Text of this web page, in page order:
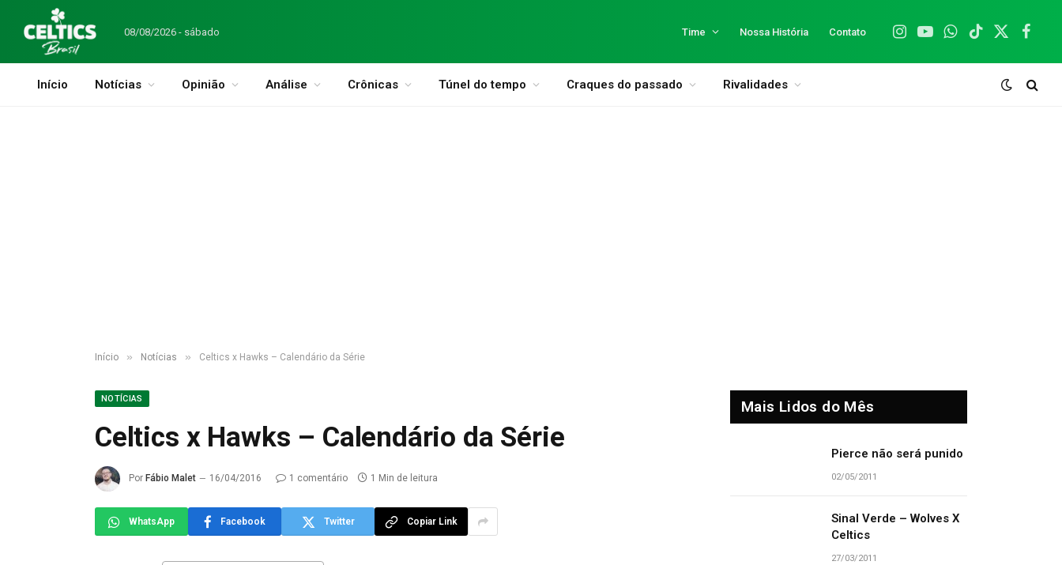
08/08/2026 - sábado Time Nossa História Contato
Instagram
YouTubeWhatsApp
TikTok
X
Início Notícias Opinião Análise Crônicas Túnel do tempo Craques do passado Rivalidades
Início » Notícias » Celtics x Hawks – Calendário da Série
NOTÍCIAS
Celtics x Hawks – Calendário da Série
Por Fábio Malet 16/04/2016 1 comentário 1 Min de leitura
WhatsApp Facebook Twitter Copiar Link
Mais Lidos do Mês
Pierce não será punido
02/05/2011
Sinal Verde – Wolves X
Celtics
27/03/2011